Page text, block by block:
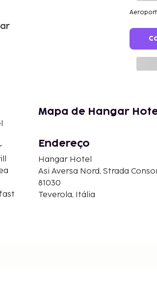
Mapa de Hangar
Endereço
Hangar Hotel
Asi Aversa Nord, Strada
81030
Teverola, Itália